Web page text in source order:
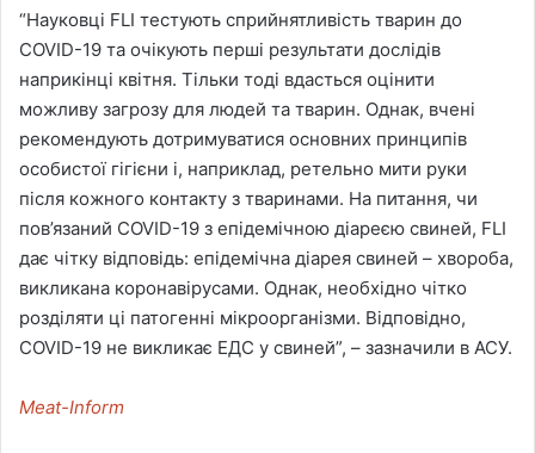
“Науковці FLI тестують сприйнятливість тварин до
COVID-19 та очікують перші результати дослідів
наприкінці квітня. Тільки тоді вдасться оцінити
можливу загрозу для людей та тварин. Однак, вчені
рекомендують дотримуватися основних принципів
особистої гігієни і, наприклад, ретельно мити руки
після кожного контакту з тваринами. На питання, чи
пов’язаний COVID-19 з епідемічною діареєю свиней, FLI
дає чітку відповідь: епідемічна діарея свиней – хвороба,
викликана коронавірусами. Однак, необхідно чітко
розділяти ці патогенні мікроорганізми. Відповідно,
COVID-19 не викликає ЕДС у свиней”, – зазначили в АСУ.
Meat-Inform